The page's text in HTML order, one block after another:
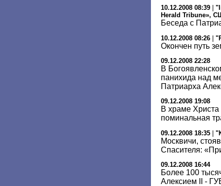
10.12.2008 08:39
Herald Tribune»,
Беседа с
10.12.2008 08:26 |
Окончен путь
09.12.2008 22:28
В
панихида над
Патриарха
09.12.2008 19:08
В храме Христа
поминальная
09.12.2008 18:35 |
Москвичи,
Спасителя:
09.12.2008 16:44
Более 100
Алексием II -